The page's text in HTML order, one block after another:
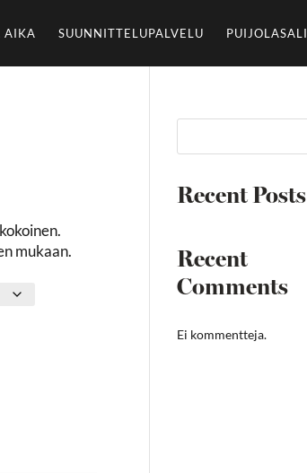
AIKA SUUNNITTELUPALVELU PUIJOLASALI
€
mukaan.
Recent Posts
Recent
Comments
Ei kommentteja.